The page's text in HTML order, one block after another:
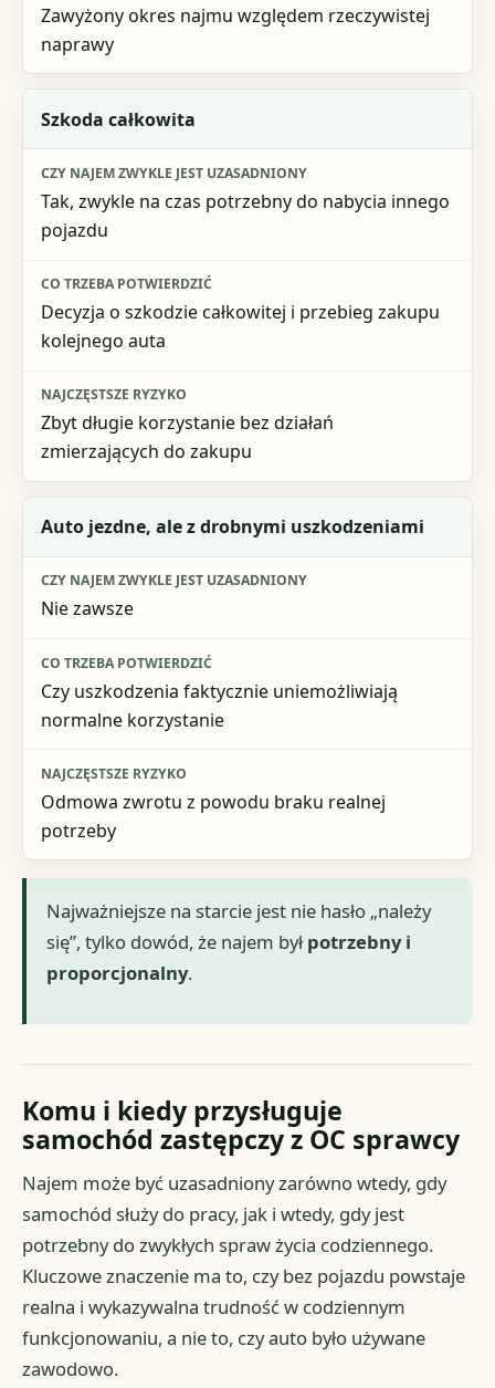
Zawyżony okres najmu względem rzeczywistej
naprawy
Szkoda całkowita
Tak, zwykle na czas potrzebny do nabycia innego
pojazdu
Decyzja o szkodzie całkowitej i przebieg zakupu
kolejnego auta
Zbyt długie korzystanie bez działań
zmierzających do zakupu
Auto jezdne, ale z drobnymi uszkodzeniami
Nie zawsze
Czy uszkodzenia faktycznie uniemożliwiają
normalne korzystanie
Odmowa zwrotu z powodu braku realnej
potrzeby
Najważniejsze na starcie jest nie hasło „należy
się”, tylko dowód, że najem byłpotrzebny i
proporcjonalny.
Komu i kiedy przysługuje
samochód zastępczy z OC sprawcy
Najem może być uzasadniony zarówno wtedy, gdy
samochód służy do pracy, jak i wtedy, gdy jest
potrzebny do zwykłych spraw życia codziennego.
Kluczowe znaczenie ma to, czy bez pojazdu powstaje
realna i wykazywalna trudność w codziennym
funkcjonowaniu, a nie to, czy auto było używane
zawodowo.